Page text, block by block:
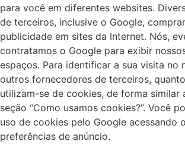
para você em diferentes websites.
de terceiros, inclusive o Google,
publicidade em sites da Internet. Nós,
contratamos o Google para exibir
espaços. Para identificar a sua visita no
outros fornecedores de terceiros,
utilizam-se de cookies, de forma similar
seção “Como usamos cookies?”. Você
uso de cookies pelo Google acessando
preferências de anúncio.